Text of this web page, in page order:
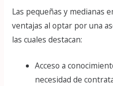
Las pequeñas y medianas
ventajas al optar por una
las cuales destacan:
Acceso a
necesidad de